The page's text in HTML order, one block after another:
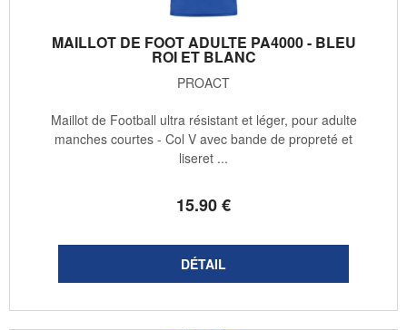
MAILLOT DE FOOT ADULTE PA4000 - BLEU
ROI ET BLANC
PROACT
15.90€
Maillot de Football ultra résistant et léger, pour adulte
manches courtes - Col V avec bande de propreté et
liseret ...